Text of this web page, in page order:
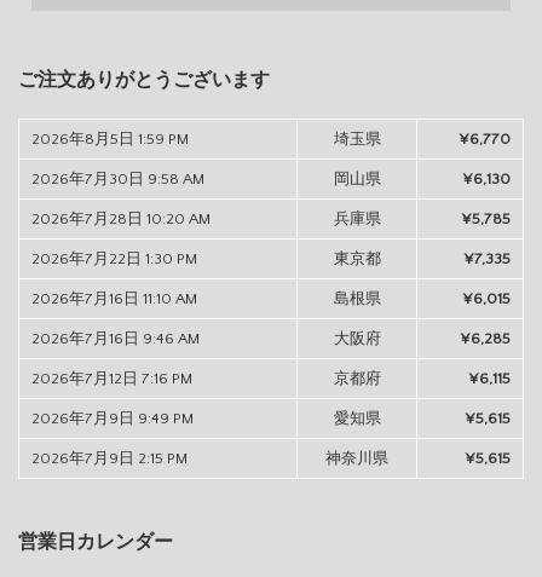
ご注文ありがとうございます
2026年8月5日 1:59 PM 埼玉県 ¥6,770
2026年7月30日 9:58 AM 岡山県 ¥6,130
2026年7月28日 10:20 AM 兵庫県 ¥5,785
2026年7月22日 1:30 PM 東京都 ¥7,335
2026年7月16日 11:10 AM 島根県 ¥6,015
2026年7月16日 9:46 AM 大阪府 ¥6,285
2026年7月12日 7:16 PM 京都府 ¥6,115
2026年7月9日 9:49 PM 愛知県 ¥5,615
2026年7月9日 2:15 PM 神奈川県 ¥5,615
営業日カレンダー